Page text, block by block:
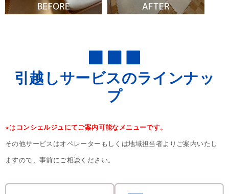
引越しサービスのラインナッ
プ
★は コンシェルジュにてご案内可能なメニューです。
その他サービスはオペレーターもしくは地域担当者よりご案内いたし
ますので、事前にご相談ください。